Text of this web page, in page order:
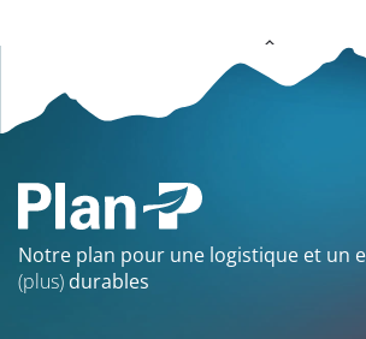
Notre plan pour une logistique et un
(plus) durables